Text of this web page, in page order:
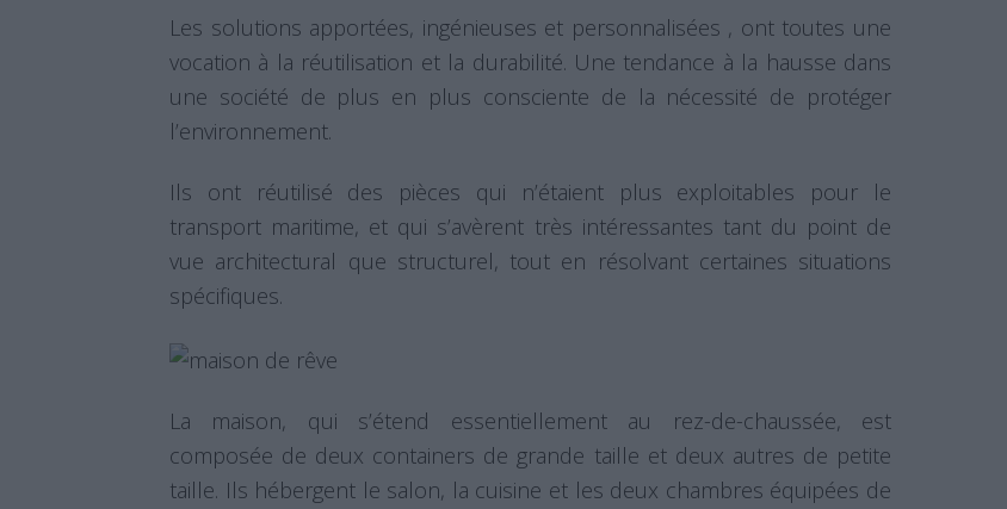
Les solutions apportées, ingénieuses et personnalisées , ont toutes une
vocation à la réutilisation et la durabilité. Une tendance à la hausse dans
une société de plus en plus consciente de la nécessité de protéger
l’environnement.
Ils ont réutilisé des pièces qui n’étaient plus exploitables pour le
transport maritime, et qui s’avèrent très intéressantes tant du point de
vue architectural que structurel, tout en résolvant certaines situations
spécifiques.
La maison, qui s’étend essentiellement au rez-de-chaussée, est
composée de deux containers de grande taille et deux autres de petite
taille. Ils hébergent le salon, la cuisine et les deux chambres équipées de